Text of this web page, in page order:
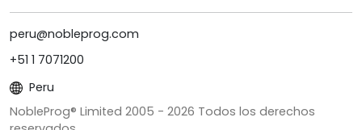
peru@nobleprog.com
+51 1 7071200
Peru
NobleProg® Limited 2005 - 2026 Todos los derechos